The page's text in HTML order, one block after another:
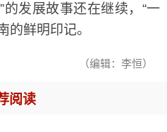
发展故事还在继续，“一
的鲜明印记。
（编辑：李恒）
阅读